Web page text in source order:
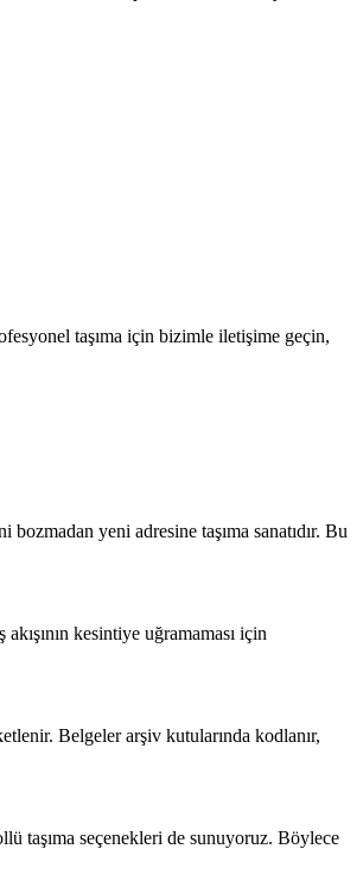
taşıma için bizimle iletişime geçin,
yeni adresine taşıma sanatıdır. Bu
kesintiye uğramaması için
Belgeler arşiv kutularında kodlanır,
taşıma seçenekleri de sunuyoruz. Böylece